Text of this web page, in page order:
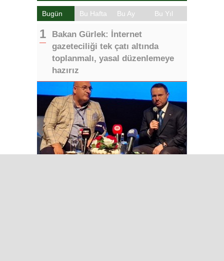
Bugün Bu Hafta Bu Ay Bu Yıl
Bakan Gürlek: İnternet
gazeteciliği tek çatı altında
toplanmalı, yasal düzenlemeye
hazırız